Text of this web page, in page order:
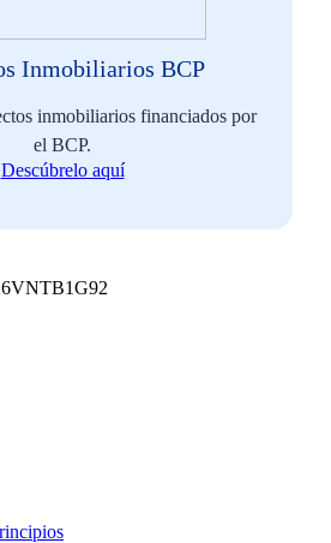
Inmobiliarios BCP
inmobiliarios financiados por
el BCP.
Descúbrelo aquí